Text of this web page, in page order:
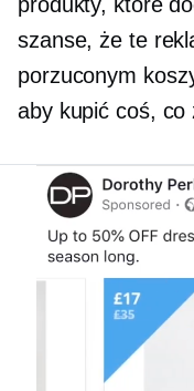
szanse, że te
porzuconym
aby kupić coś, co